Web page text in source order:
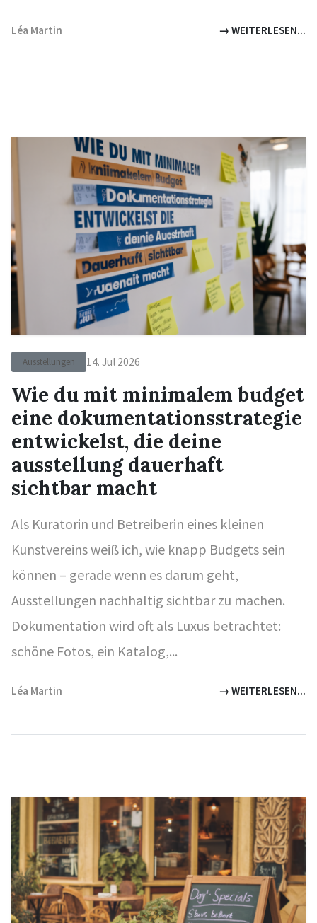
Léa Martin → WEITERLESEN...
Ausstellungen 14. Jul 2026
Wie du mit minimalem budget
eine dokumentationsstrategie
entwickelst, die deine
ausstellung dauerhaft
sichtbar macht
Als Kuratorin und Betreiberin eines kleinen
Kunstvereins weiß ich, wie knapp Budgets sein
können – gerade wenn es darum geht,
Ausstellungen nachhaltig sichtbar zu machen.
Dokumentation wird oft als Luxus betrachtet:
schöne Fotos, ein Katalog,...
Léa Martin → WEITERLESEN...